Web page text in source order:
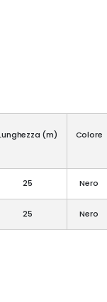
(m) Colore
25 Nero
25 Nero